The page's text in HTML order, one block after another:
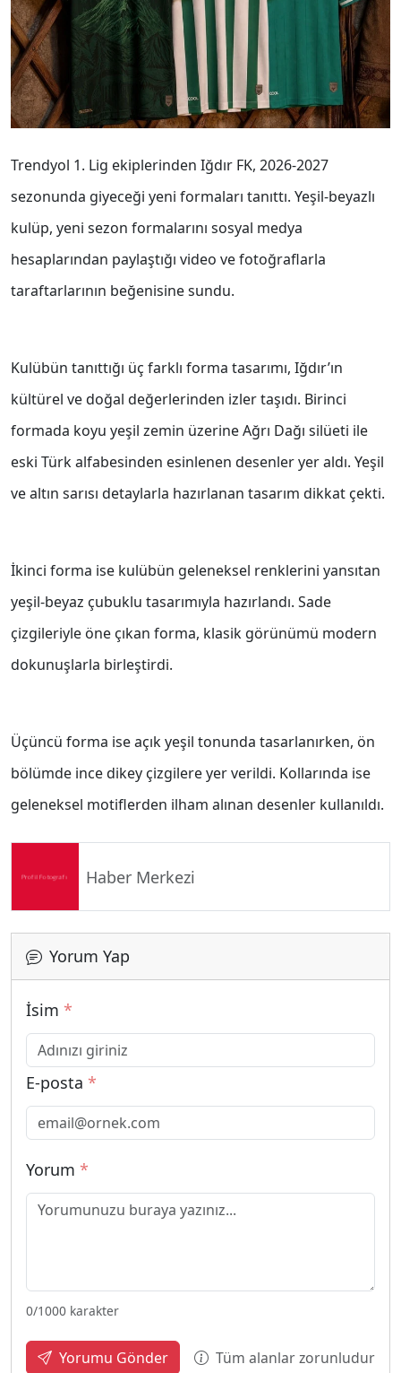
Trendyol 1. Lig ekiplerinden Iğdır FK, 2026-2027
sezonunda giyeceği yeni formaları tanıttı. Yeşil-beyazlı
kulüp, yeni sezon formalarını sosyal medya
hesaplarından paylaştığı video ve fotoğraflarla
taraftarlarının beğenisine sundu.
Kulübün tanıttığı üç farklı forma tasarımı, Iğdır’ın
kültürel ve doğal değerlerinden izler taşıdı. Birinci
formada koyu yeşil zemin üzerine Ağrı Dağı silüeti ile
eski Türk alfabesinden esinlenen desenler yer aldı. Yeşil
ve altın sarısı detaylarla hazırlanan tasarım dikkat çekti.
İkinci forma ise kulübün geleneksel renklerini yansıtan
yeşil-beyaz çubuklu tasarımıyla hazırlandı. Sade
çizgileriyle öne çıkan forma, klasik görünümü modern
dokunuşlarla birleştirdi.
Üçüncü forma ise açık yeşil tonunda tasarlanırken, ön
bölümde ince dikey çizgilere yer verildi. Kollarında ise
geleneksel motiflerden ilham alınan desenler kullanıldı.
Haber Merkezi
Yorum Yap
İsim *
E-posta *
Yorum *
0/1000 karakter
Yorumu Gönder Tüm alanlar zorunludur